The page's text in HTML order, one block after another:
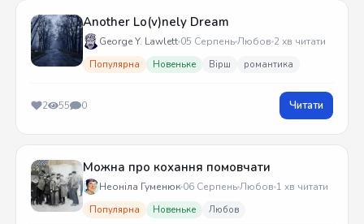
Another Lo(v)nely Dream
George Y. Lawlett 05 СерпеньЛюбов 2 хв читати
Популярна Новеньке Вірш романтика
2 55 0 Читати
Можна про кохання помовчати
Неоніла Гуменюк 06 СерпеньЛюбов 1 хв читати
Популярна Новеньке Любов